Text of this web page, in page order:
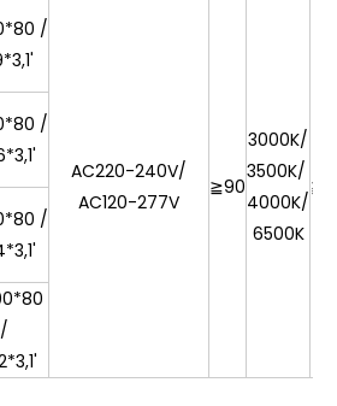
/
AC220-240V/
AC120-277V
≧90
3000K/
3500K/
4000K/
6500K
≧
/
/
/